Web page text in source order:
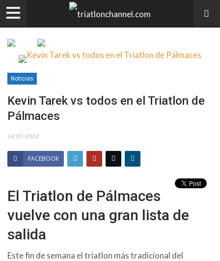
Noticias
Kevin Tarek vs todos en el Triatlon de
Pálmaces
Jul 20, 2022
FACEBOOK
El Triatlon de Pálmaces
vuelve con una gran lista de
salida
Este fin de semana el triatlon más tradicional del